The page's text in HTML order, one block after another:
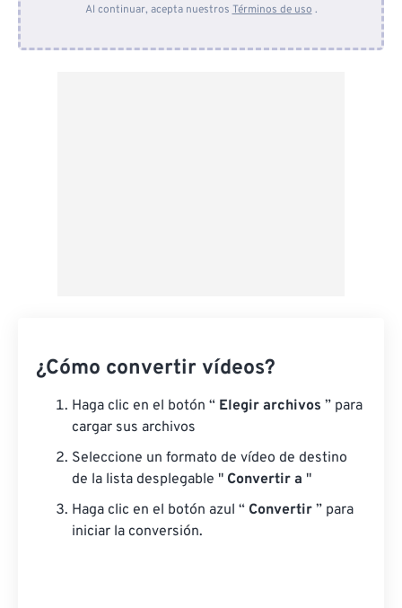
Al continuar, acepta nuestros Términos de uso .
¿Cómo convertir vídeos?
Haga clic en el botón “ Elegir archivos ” para
cargar sus archivos
Seleccione un formato de vídeo de destino
de la lista desplegable " Convertir a "
Haga clic en el botón azul “ Convertir ” para
iniciar la conversión.